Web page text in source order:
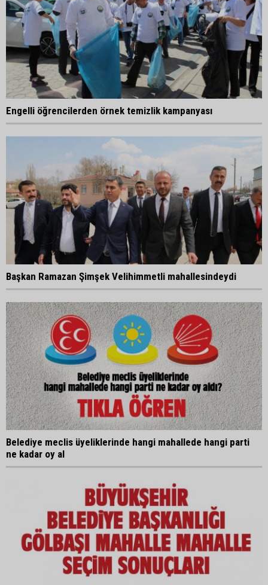
Engelli öğrencilerden örnek temizlik kampanyası
Başkan Ramazan Şimşek Velihimmetli mahallesindeydi
Belediye meclis üyeliklerinde hangi mahallede hangi parti
ne kadar oy al